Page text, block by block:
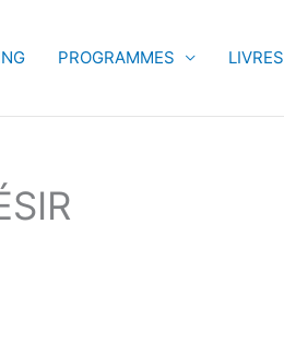
PROGRAMMES LIVRES